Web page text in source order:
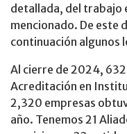
detallada, del trabajo
mencionado. De este
continuación algunos
Al cierre de 2024,
Acreditación en
2,320 empresas
año. Tenemos 21